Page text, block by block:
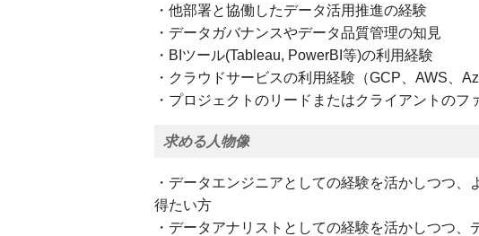
・他部署と協働したデータ活用推進の経験
・データガバナンスやデータ品質管理の知見
・BIツール(Tableau, PowerBI等)の利用経験
・クラウドサービスの利用経験（GCP、AWS、
・プロジェクトのリードまたはクライアントのフ
求める人物像
・データエンジニアとしての経験を活かしつつ
得たい方
・データアナリストとしての経験を活かしつつ